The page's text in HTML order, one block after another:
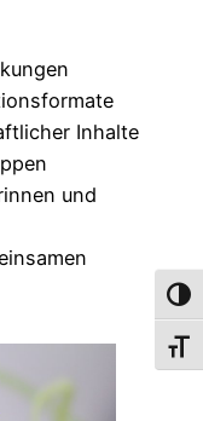
Inhalte
und